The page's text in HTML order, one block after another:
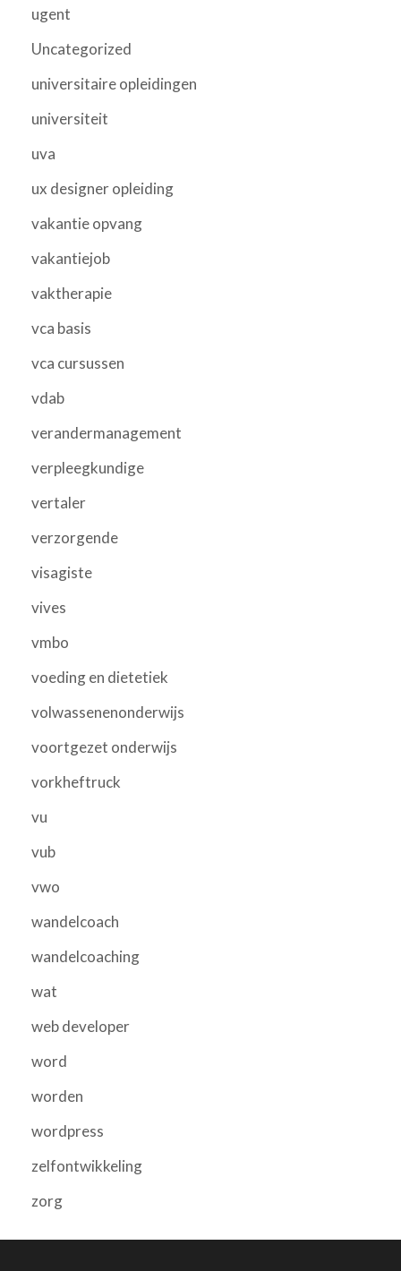
ugent
Uncategorized
universitaire opleidingen
universiteit
uva
ux designer opleiding
vakantie opvang
vakantiejob
vaktherapie
vca basis
vca cursussen
vdab
verandermanagement
verpleegkundige
vertaler
verzorgende
visagiste
vives
vmbo
voeding en dietetiek
volwassenenonderwijs
voortgezet onderwijs
vorkheftruck
vu
vub
vwo
wandelcoach
wandelcoaching
wat
web developer
word
worden
wordpress
zelfontwikkeling
zorg